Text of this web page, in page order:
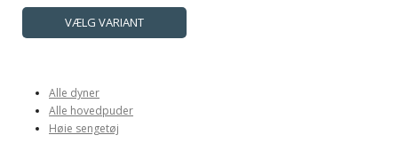
Alle dyner
Alle hovedpuder
Høie sengetøj